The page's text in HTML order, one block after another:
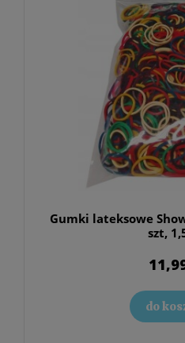
Gumki lateksowe
szt,
do